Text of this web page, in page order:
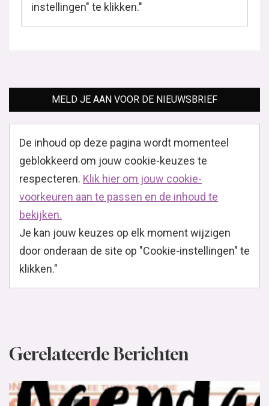
instellingen" te klikken."
MELD JE AAN VOOR DE NIEUWSBRIEF
De inhoud op deze pagina wordt momenteel
geblokkeerd om jouw cookie-keuzes te
respecteren. Klik hier om jouw cookie-
voorkeuren aan te passen en de inhoud te
bekijken.
Je kan jouw keuzes op elk moment wijzigen
door onderaan de site op "Cookie-instellingen" te
klikken."
Gerelateerde Berichten